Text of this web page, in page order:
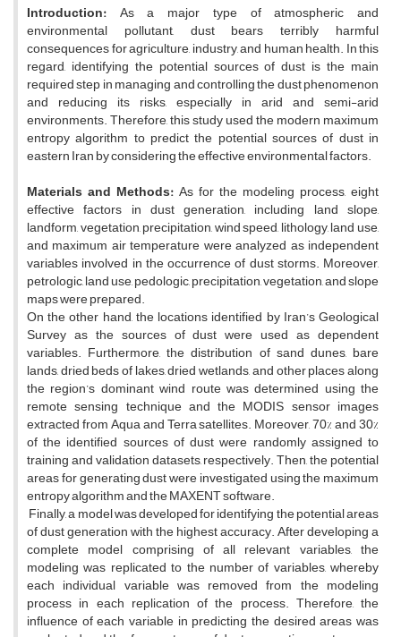
Introduction: As a major type of atmospheric and
environmental pollutant, dust bears terribly harmful
consequences for agriculture, industry, and human health. In this
regard, identifying the potential sources of dust is the main
required step in managing and controlling the dust phenomenon
and reducing its risks, especially in arid and semi-arid
environments. Therefore, this study used the modern maximum
entropy algorithm to predict the potential sources of dust in
eastern Iran by considering the effective environmental factors.
Materials and Methods: As for the modeling process, eight
effective factors in dust generation, including land slope,
landform, vegetation, precipitation, wind speed, lithology, land use,
and maximum air temperature were analyzed as independent
variables involved in the occurrence of dust storms. Moreover,
petrologic, land use, pedologic, precipitation, vegetation, and slope
maps were prepared.
On the other hand, the locations identified by Iran’s Geological
Survey as the sources of dust were used as dependent
variables. Furthermore, the distribution of sand dunes, bare
lands, dried beds of lakes, dried wetlands, and other places along
the region’s dominant wind route was determined using the
remote sensing technique and the MODIS sensor images
extracted from Aqua and Terra satellites. Moreover, 70% and 30%
of the identified sources of dust were randomly assigned to
training and validation datasets, respectively. Then, the potential
areas for generating dust were investigated using the maximum
entropy algorithm and the MAXENT software.
Finally, a model was developed for identifying the potential areas
of dust generation with the highest accuracy. After developing a
complete model comprising of all relevant variables, the
modeling was replicated to the number of variables, whereby
each individual variable was removed from the modeling
process in each replication of the process. Therefore, the
influence of each variable in predicting the desired areas was